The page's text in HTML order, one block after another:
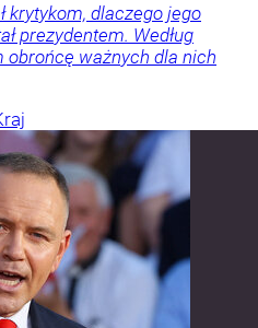
krytykom, dlaczego jego
prezydentem. Według
ważnych dla nich